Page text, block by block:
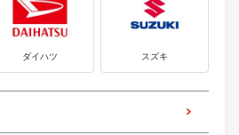
ダイハツ スズキ